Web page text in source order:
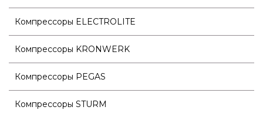
Компрессоры ELECTROLITE
Компрессоры KRONWERK
Компрессоры PEGAS
Компрессоры STURM